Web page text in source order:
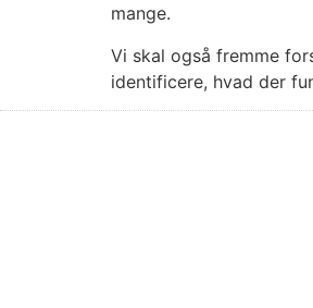
mange.
Vi skal også fremme
identificere, hvad der